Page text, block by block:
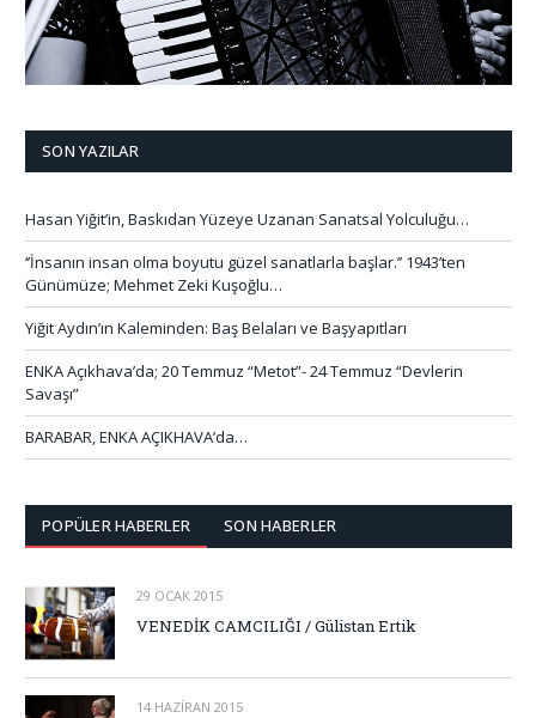
SON YAZILAR
Hasan Yiğit’in, Baskıdan Yüzeye Uzanan Sanatsal Yolculuğu…
‘’İnsanın insan olma boyutu güzel sanatlarla başlar.’’ 1943’ten
Günümüze; Mehmet Zeki Kuşoğlu…
Yiğit Aydın’ın Kaleminden: Baş Belaları ve Başyapıtları
ENKA Açıkhava’da; 20 Temmuz “Metot”- 24 Temmuz “Devlerin
Savaşı”
BARABAR, ENKA AÇIKHAVA’da…
POPÜLER HABERLER SON HABERLER
29 OCAK 2015
VENEDİK CAMCILIĞI / Gülistan Ertik
14 HAZIRAN 2015